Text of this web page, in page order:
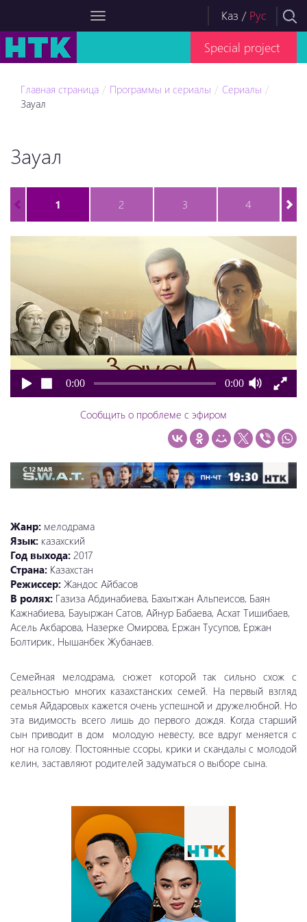
Каз / Рус
Special project
Главная страница Программы и сериалы
Сериалы
Зауал
Зауал
1 2 3 4
0:00 0:00
Сообщить о проблеме с эфиром
Жанр: мелодрама
Язык: казахский
Год выхода: 2017
Страна: Казахстан
Режиссер: Жандос Айбасов
В ролях: Газиза Абдинабиева, Бахытжан Альпеисов, Баян
Кажнабиева, Бауыржан Сатов, Айнур Бабаева, Асхат Тишибаев,
Асель Акбарова, Назерке Омирова, Ержан Тусупов, Ержан
Болтирик, Нышанбек Жубанаев.
Семейная мелодрама, сюжет которой так сильно схож с
реальностью многих казахстанских семей. На первый взгляд
семья Айдаровых кажется очень успешной и дружелюбной. Но
эта видимость всего лишь до первого дождя. Когда старший
сын приводит в дом молодую невесту, все вдруг меняется с
ног на голову. Постоянные ссоры, крики и скандалы с молодой
келин, заставляют родителей задуматься о выборе сына.